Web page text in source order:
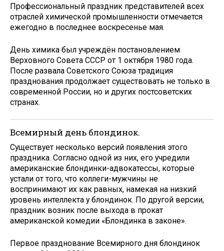
Профессиональный праздник представителей всех
отраслей химической промышленности отмечается
ежегодно в последнее воскресенье мая.
День химика был учреждён постановлением
Верховного Совета СССР от 1 октября 1980 года.
После развала Советского Союза традиция
празднования продолжает существовать не только в
современной России, но и других постсоветских
странах.
Всемирный день блондинок.
Существует несколько версий появления этого
праздника. Согласно одной из них, его учредили
американские блондинки-адвокатессы, которые
устали от того, что коллеги-мужчины не
воспринимают их как равных, намекая на низкий
уровень интеллекта у блондинок. По другой версии,
праздник возник после выхода в прокат
американской комедии «Блондинка в законе».
Первое празднование Всемирного дня блондинок